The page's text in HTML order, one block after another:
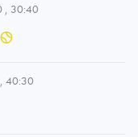
, 30:40
, 40:30